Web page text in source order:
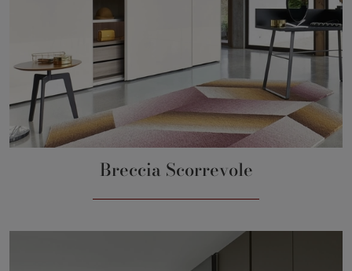
Breccia Scorrevole